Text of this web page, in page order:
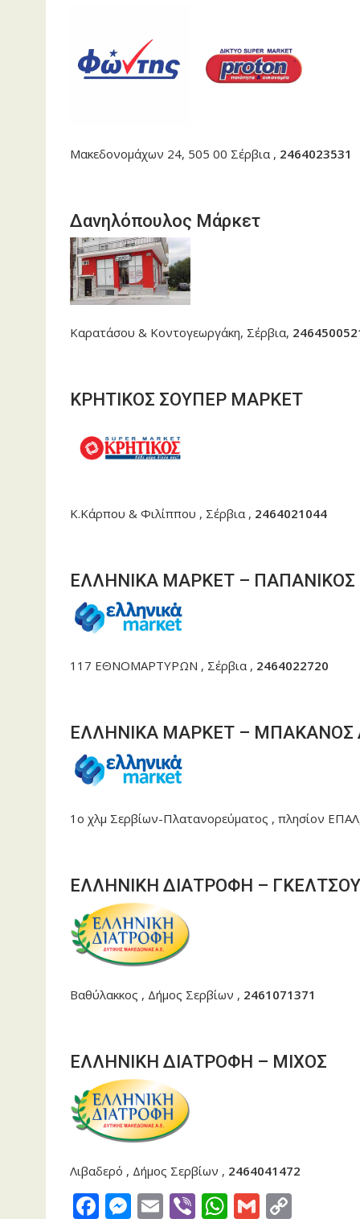
Μακεδονομάχων 24, 505 00 Σέρβια , 2464023531
Δανηλόπουλος Μάρκετ
Καρατάσου & Κοντογεωργάκη, Σέρβια,
ΚΡΗΤΙΚΟΣ ΣΟΥΠΕΡ ΜΑΡΚΕΤ
Κ.Κάρπου & Φιλίππου , Σέρβια , 2464021044
ΕΛΛΗΝΙΚΑ ΜΑΡΚΕΤ – ΠΑΠΑΝΙΚΟΣ
117 ΕΘΝΟΜΑΡΤΥΡΩΝ , Σέρβια , 2464022720
ΕΛΛΗΝΙΚΑ ΜΑΡΚΕΤ – ΜΠΑΚΑΝΟΣ
1ο χλμ Σερβίων-Πλατανορεύματος , πλησίον
ΕΛΛΗΝΙΚΗ ΔΙΑΤΡΟΦΗ –
Βαθύλακκος , Δήμος Σερβίων , 2461071371
ΕΛΛΗΝΙΚΗ ΔΙΑΤΡΟΦΗ – ΜΙΧΟΣ
Λιβαδερό , Δήμος Σερβίων , 2464041472
F M E Vi W G